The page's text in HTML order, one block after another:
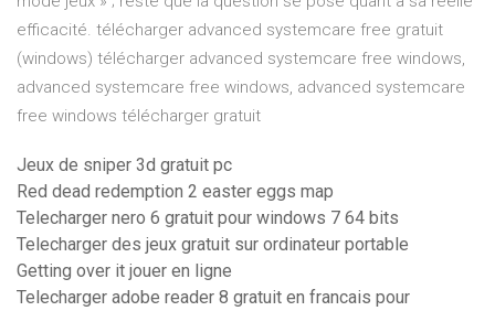
efficacité. télécharger advanced systemcare free gratuit
(windows) télécharger advanced systemcare free windows,
advanced systemcare free windows, advanced systemcare
free windows télécharger gratuit
Jeux de sniper 3d gratuit pc
Red dead redemption 2 easter eggs map
Telecharger nero 6 gratuit pour windows 7 64 bits
Telecharger des jeux gratuit sur ordinateur portable
Getting over it jouer en ligne
Telecharger adobe reader 8 gratuit en francais pour